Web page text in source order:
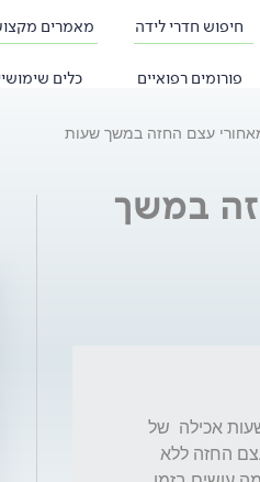
חיפוש חדרי לידה מאמרים
פורומים רפואיים כלים
עצם החזה במשך שעות
במשך